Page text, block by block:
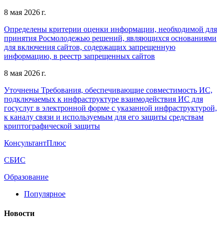
8 мая 2026 г.
Определены критерии оценки информации, необходимой для
принятия Росмолодежью решений, являющихся основаниями
для включения сайтов, содержащих запрещенную
информацию, в реестр запрещенных сайтов
8 мая 2026 г.
Уточнены Требования, обеспечивающие совместимость ИС,
подключаемых к инфраструктуре взаимодействия ИС для
госуслуг в электронной форме с указанной инфраструктурой,
к каналу связи и используемым для его защиты средствам
криптографической защиты
КонсультантПлюс
СБИС
Образование
Популярное
Новости